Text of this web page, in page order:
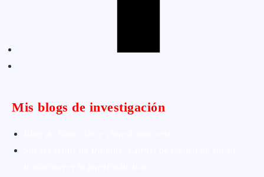
Mis blogs de investigación